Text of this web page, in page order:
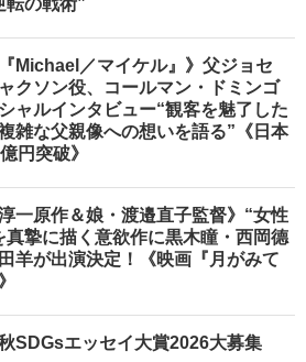
転の戦術”
『Michael／マイケル』》父ジョセ
クソン役、コールマン・ドミンゴ
ャルインタビュー“観客を魅了した
雑な父親像への想いを語る”《日本
円突破》
淳一原作＆娘・渡邉直子監督》“女性
真摯に描く意欲作に黒木瞳・西岡德
羊が出演決定！《映画『月がみて
SDGsエッセイ大賞2026大募集